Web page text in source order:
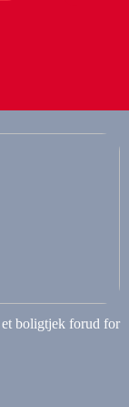
boligtjek forud for